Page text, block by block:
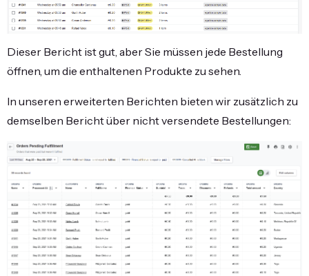
Dieser Bericht ist gut, aber Sie müssen jede Bestellung
öffnen, um die enthaltenen Produkte zu sehen.
In unseren erweiterten Berichten bieten wir zusätzlich zu
demselben Bericht über nicht versendete Bestellungen: